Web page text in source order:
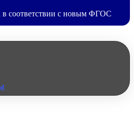
в соответствии с новым ФГОС